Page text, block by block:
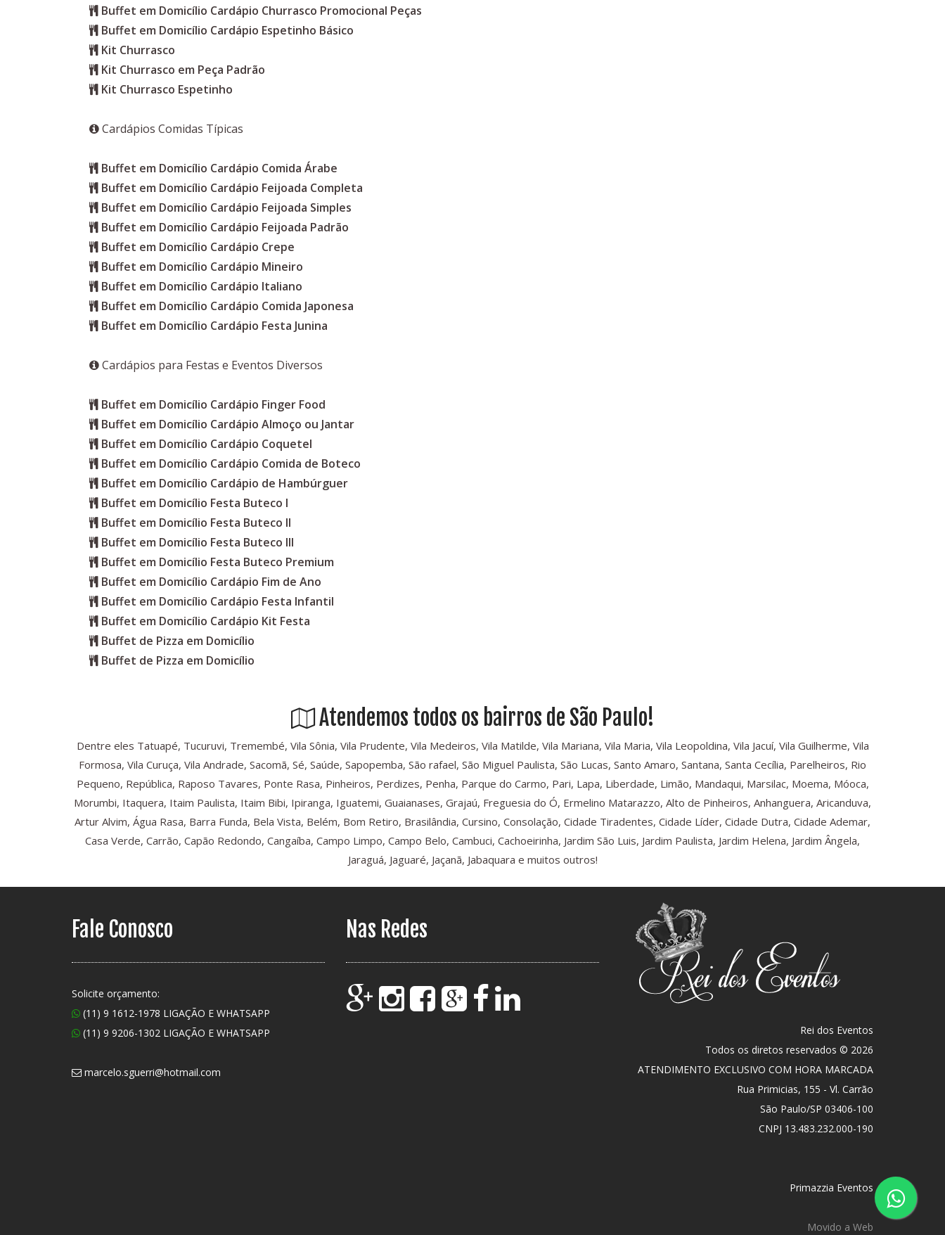
Buffet em Domicílio Cardápio Churrasco Promocional Peças
Buffet em Domicílio Cardápio Espetinho Básico
Kit Churrasco
Kit Churrasco em Peça Padrão
Kit Churrasco Espetinho
Cardápios Comidas Típicas
Buffet em Domicílio Cardápio Comida Árabe
Buffet em Domicílio Cardápio Feijoada Completa
Buffet em Domicílio Cardápio Feijoada Simples
Buffet em Domicílio Cardápio Feijoada Padrão
Buffet em Domicílio Cardápio Crepe
Buffet em Domicílio Cardápio Mineiro
Buffet em Domicílio Cardápio Italiano
Buffet em Domicílio Cardápio Comida Japonesa
Buffet em Domicílio Cardápio Festa Junina
Cardápios para Festas e Eventos Diversos
Buffet em Domicílio Cardápio Finger Food
Buffet em Domicílio Cardápio Almoço ou Jantar
Buffet em Domicílio Cardápio Coquetel
Buffet em Domicílio Cardápio Comida de Boteco
Buffet em Domicílio Cardápio de Hambúrguer
Buffet em Domicílio Festa Buteco I
Buffet em Domicílio Festa Buteco II
Buffet em Domicílio Festa Buteco III
Buffet em Domicílio Festa Buteco Premium
Buffet em Domicílio Cardápio Fim de Ano
Buffet em Domicílio Cardápio Festa Infantil
Buffet em Domicílio Cardápio Kit Festa
Buffet de Pizza em Domicílio
Buffet de Pizza em Domicílio
Atendemos todos os bairros de São Paulo!
Dentre eles Tatuapé, Tucuruvi, Tremembé, Vila Sônia, Vila Prudente, Vila Medeiros, Vila Matilde, Vila Mariana, Vila Maria, Vila Leopoldina, Vila Jacuí, Vila Guilherme, Vila
Formosa, Vila Curuça, Vila Andrade, Sacomã, Sé, Saúde, Sapopemba, São rafael, São Miguel Paulista, São Lucas, Santo Amaro, Santana, Santa Cecília, Parelheiros, Rio
Pequeno, República, Raposo Tavares, Ponte Rasa, Pinheiros, Perdizes, Penha, Parque do Carmo, Pari, Lapa, Liberdade, Limão, Mandaqui, Marsilac, Moema, Móoca,
Morumbi, Itaquera, Itaim Paulista, Itaim Bibi, Ipiranga, Iguatemi, Guaianases, Grajaú, Freguesia do Ó, Ermelino Matarazzo, Alto de Pinheiros, Anhanguera, Aricanduva,
Artur Alvim, Água Rasa, Barra Funda, Bela Vista, Belém, Bom Retiro, Brasilândia, Cursino, Consolação, Cidade Tiradentes, Cidade Líder, Cidade Dutra, Cidade Ademar,
Casa Verde, Carrão, Capão Redondo, Cangaíba, Campo Limpo, Campo Belo, Cambuci, Cachoeirinha, Jardim São Luis, Jardim Paulista, Jardim Helena, Jardim Ângela,
Jaraguá, Jaguaré, Jaçanã, Jabaquara e muitos outros!
Fale Conosco
Solicite orçamento:
(11) 9 1612-1978 LIGAÇÃO E WHATSAPP
(11) 9 9206-1302 LIGAÇÃO E WHATSAPP
marcelo.sguerri@hotmail.com
Nas Redes
Rei dos Eventos
Todos os diretos reservados © 2026
ATENDIMENTO EXCLUSIVO COM HORA MARCADA
Rua Primicias, 155 - Vl. Carrão
São Paulo/SP 03406-100
CNPJ 13.483.232.000-190
Primazzia Eventos
Movido a Web